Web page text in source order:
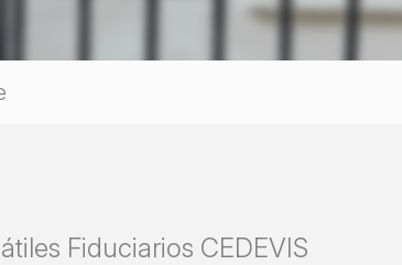
Fiduciarios CEDEVIS